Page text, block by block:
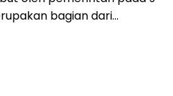
bagian dari…